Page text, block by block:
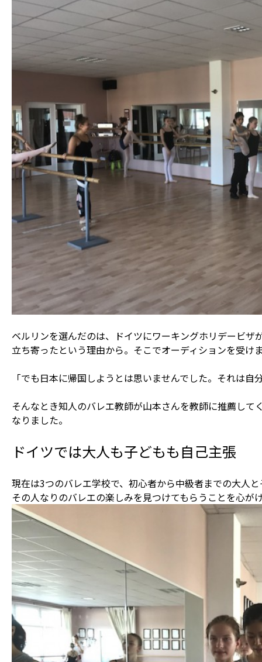
ベルリンを選んだのは、ドイツにワーキングホリデービ
立ち寄ったという理由から。そこでオーディションを受け
「でも日本に帰国しようとは思いませんでした。それは
そんなとき知人のバレエ教師が山本さんを教師に推薦し
なりました。
ドイツでは大人も子どもも自己主張
現在は3つのバレエ学校で、初心者から中級者までの大人
その人なりのバレエの楽しみを見つけてもらうことを心が